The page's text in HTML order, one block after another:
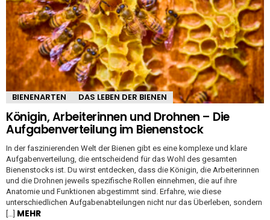
BIENENARTEN DAS LEBEN DER BIENEN
Königin, Arbeiterinnen und Drohnen – Die
Aufgabenverteilung im Bienenstock
In der faszinierenden Welt der Bienen gibt es eine komplexe und klare
Aufgabenverteilung, die entscheidend für das Wohl des gesamten
Bienenstocks ist. Du wirst entdecken, dass die Königin, die Arbeiterinnen
und die Drohnen jeweils spezifische Rollen einnehmen, die auf ihre
Anatomie und Funktionen abgestimmt sind. Erfahre, wie diese
unterschiedlichen Aufgabenabteilungen nicht nur das Überleben, sondern
[…] MEHR